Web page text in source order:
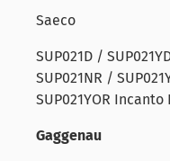
Saeco
SUP021D /
SUP021NR /
SUP021YOR Incanto
Gaggenau